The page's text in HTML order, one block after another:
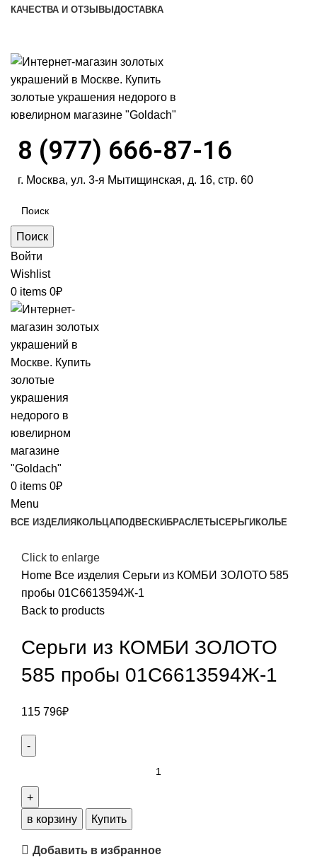
КАЧЕСТВА И ОТЗЫВЫ ДОСТАВКА
8 (977) 666-87-16
г. Москва, ул. 3-я Мытищинская, д. 16, стр. 60
Поиск
Войти
Wishlist
0 items 0₽
0 items 0₽
Menu
ВСЕ ИЗДЕЛИЯ КОЛЬЦАПОДВЕСКИ БРАСЛЕТЫ СЕРЬГИ КОЛЬЕ
Click to enlarge
Home Все изделия Серьги из КОМБИ ЗОЛОТО 585
пробы 01С6613594Ж-1
Back to products
Серьги из КОМБИ ЗОЛОТО
585 пробы 01С6613594Ж-1
115 796₽
в корзину Купить
Добавить в избранное